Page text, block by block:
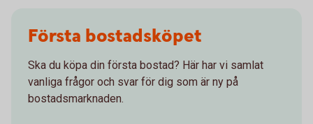
Första bostadsköpet
Ska du köpa din första bostad? Här har vi samlat
vanliga frågor och svar för dig som är ny på
bostadsmarknaden.